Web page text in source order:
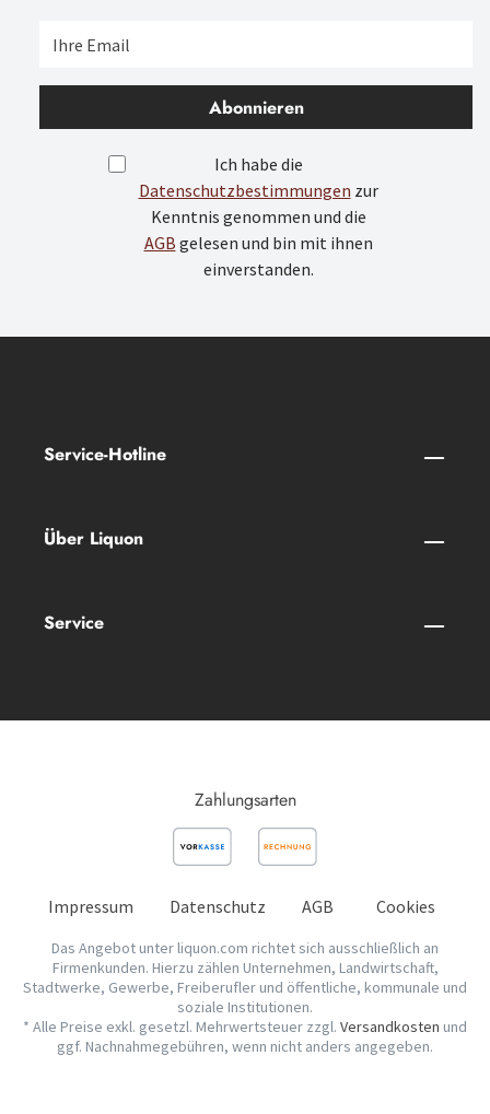
Abonnieren
Ich habe die
Datenschutzbestimmungen zur
Kenntnis genommen und die
AGB gelesen und bin mit ihnen
einverstanden.
Service-Hotline
Über Liquon
Service
Zahlungsarten
Impressum Datenschutz AGB Cookies
Das Angebot unter liquon.com richtet sich ausschließlich an
Firmenkunden. Hierzu zählen Unternehmen, Landwirtschaft,
Stadtwerke, Gewerbe, Freiberufler und öffentliche, kommunale und
soziale Institutionen.
* Alle Preise exkl. gesetzl. Mehrwertsteuer zzgl. Versandkosten und
ggf. Nachnahmegebühren, wenn nicht anders angegeben.